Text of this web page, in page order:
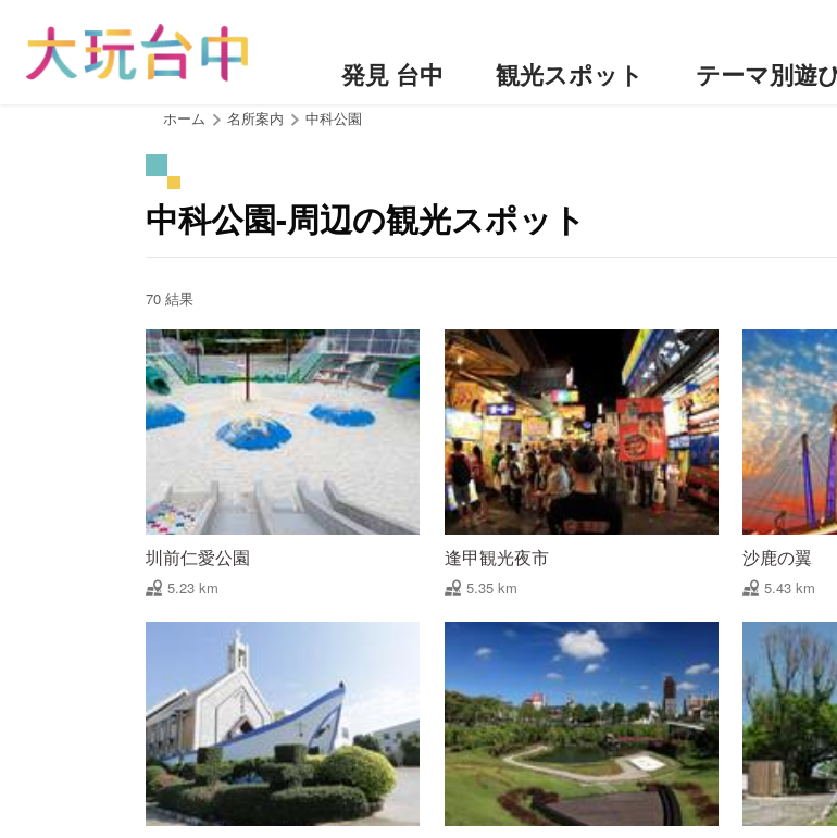
発見 台中 観光スポット テーマ別遊
ホーム 名所案内 中科公園
中科公園-周辺の観光スポット
70 結果
圳前仁愛公園
5.23 km
逢甲観光夜市
5.35 km
沙鹿の翼
5.43 km